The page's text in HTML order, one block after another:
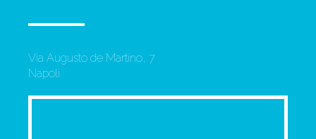
Via Augusto de Martino, 7
Napoli